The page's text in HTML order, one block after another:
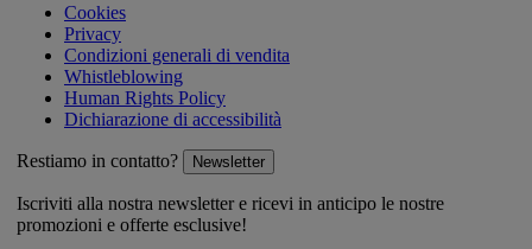
Cookies
Privacy
Condizioni generali di vendita
Whistleblowing
Human Rights Policy
Dichiarazione di accessibilità
Restiamo in contatto? Newsletter
Iscriviti alla nostra newsletter e ricevi in anticipo le nostre
promozioni e offerte esclusive!